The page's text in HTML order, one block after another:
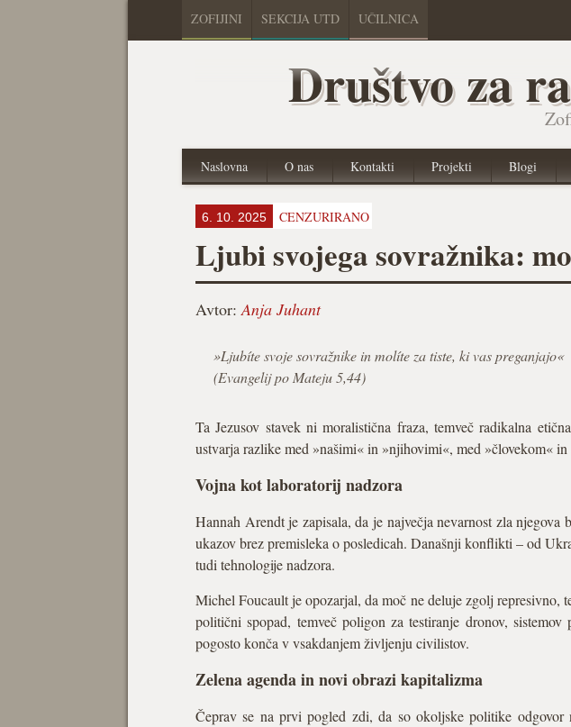
ZOFIJINI SEKCIJA UTD UČILNICA
Društvo za
Naslovna O nas Kontakti Projekti Blogi
6. 10. 2025 CENZURIRANO
Ljubi svojega sovražnika:
Avtor:Anja Juhant
»Ljubíte svoje sovražnike in molíte za tiste, ki vas preganjajo«
(Evangelij po Mateju 5,44)
Ta Jezusov stavek ni moralistična fraza, temveč radikalna
ustvarja razlike med »našimi« in »njihovimi«, med »človekom« in
Vojna kot laboratorij nadzora
Hannah Arendt je zapisala, da je največja nevarnost zla
ukazov brez premisleka o posledicah. Današnji konflikti – od
tudi tehnologije nadzora.
Michel Foucault je opozarjal, da moč ne deluje zgolj represivno,
politični spopad, temveč poligon za testiranje dronov,
pogosto konča v vsakdanjem življenju civilistov.
Zelena agenda in novi obrazi kapitalizma
Čeprav se na prvi pogled zdi, da so okoljske politike